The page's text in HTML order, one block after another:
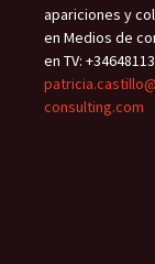
apariciones y
en Medios de
en TV:
consulting.com